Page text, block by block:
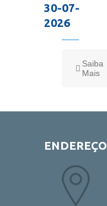
30-07-
2026
Saiba
Mais
ENDEREÇO